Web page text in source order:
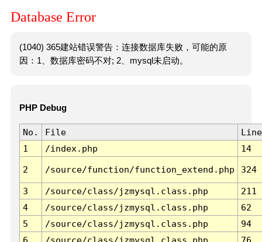
Database Error
(1040) 365建站错误警告：连接数据库失败，可能的原
因：1、数据库密码不对; 2、mysql未启动。
PHP Debug
No. File
Line
1
/index.php 14
2 /source/function/function_extend.php 324
3 /source/class/jzmysql.class.php
211
4
/source/class/jzmysql.class.php
62
5
/source/class/jzmysql.class.php
94
6
/source/class/jzmysql.class.php 76